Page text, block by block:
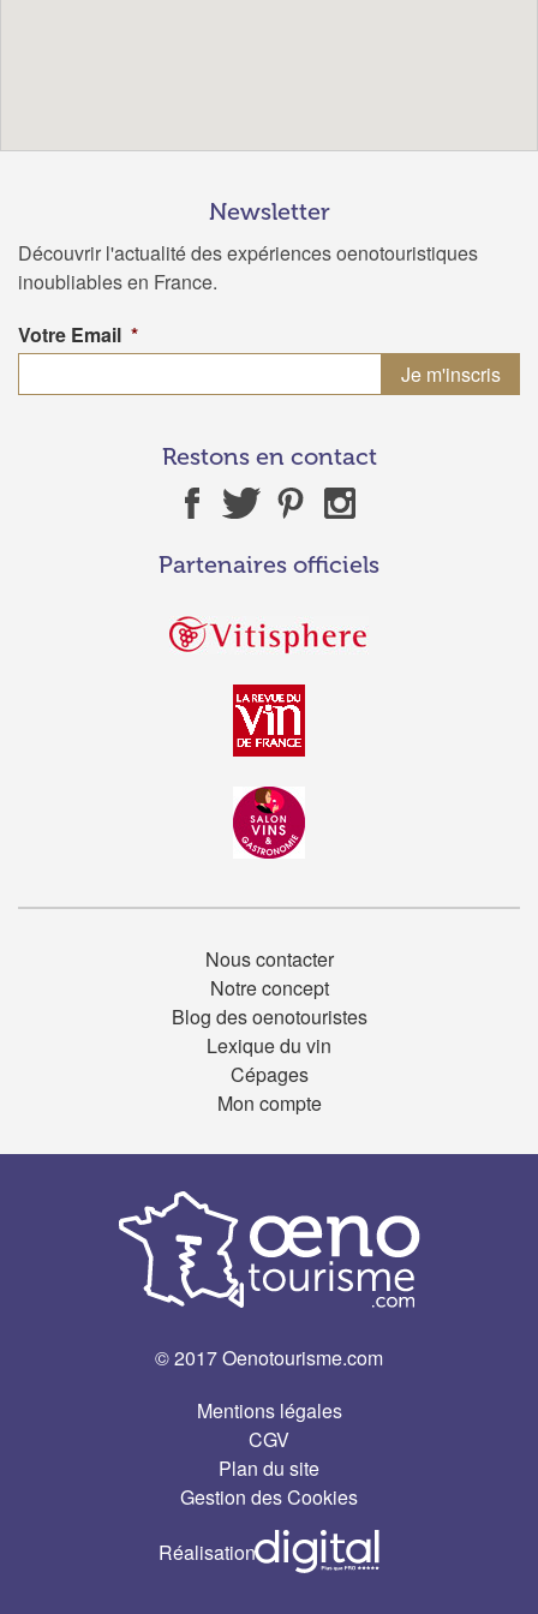
Newsletter
Découvrir l'actualité des expériences oenotouristiques
inoubliables en France.
Votre Email *
Restons en contact
Partenaires officiels
Nous contacter
Notre concept
Blog des oenotouristes
Lexique du vin
Cépages
Mon compte
© 2017 Oenotourisme.com
Réalisation
Mentions légales
CGV
Plan du site
Gestion des Cookies